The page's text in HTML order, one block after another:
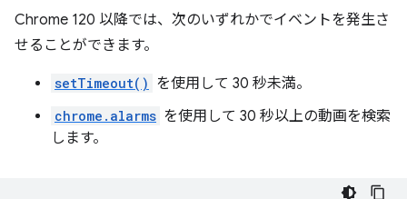
Chrome 120 以降では、次のいずれかでイベントを発生さ
せることができます。
setTimeout() を使用して 30 秒未満。
chrome.alarms を使用して 30 秒以上の動画を検索
します。